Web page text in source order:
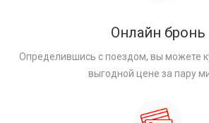
Онлайн бронь
Определившись с поездом, вы можете
выгодной цене за пару